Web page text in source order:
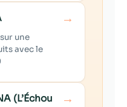
une
avec le
→
(L’Échou
→